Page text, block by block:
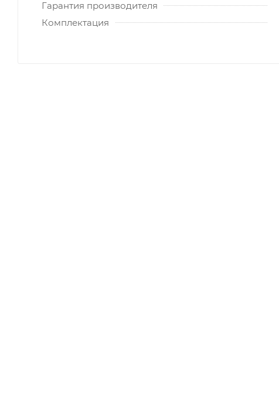
Гарантия производителя
Комплектация